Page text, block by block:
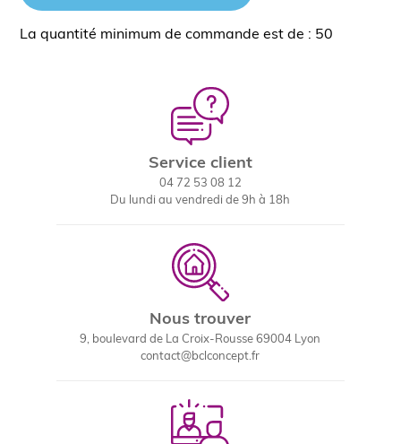
La quantité minimum de commande est de : 50
Service client
04 72 53 08 12
Du lundi au vendredi de 9h à 18h
Nous trouver
9, boulevard de La Croix-Rousse 69004 Lyon
contact@bclconcept.fr